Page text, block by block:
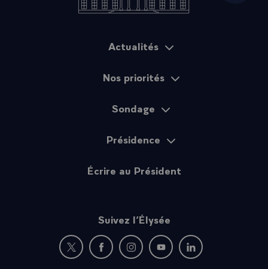
Actualités
Nos priorités
Sondage
Présidence
Écrire au Président
Suivez l’Élysée
Nouvelle fenêtre : rejoignez-nous sur Twitter
Nouvelle fenêtre : rejoignez-nous sur
Nouvelle fenêtre : rejoignez-nous
Nouvelle fenêtre :
Nouvelle fenêtre :